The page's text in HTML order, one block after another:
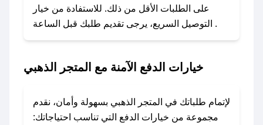
### كيفية استخدام كود خصم المتجر الذهبي؟
1. انسخ كود الخصم من تطبيق صحصح.
2. الصقه في خانة الدفع عند التسوق من المتجر
لا تقلق! يمكنك التواصل مع فريق دعم صحصح عبر
الرسائل الخاصة على تويتر أو البريد الإلكتروني،
على الطلبات الأقل من ذلك. للاستفادة من خيار
التوصيل السريع، يرجى تقديم طلبك قبل الساعة .
خيارات الدفع الآمنة مع المتجر الذهبي
لإتمام طلباتك في المتجر الذهبي بسهولة وأمان، نقدم
مجموعة من خيارات الدفع التي تناسب احتياجاتك: